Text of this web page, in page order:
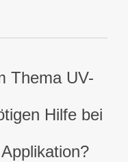
Thema UV-
Hilfe bei